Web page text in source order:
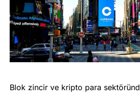
Blok zincir ve kripto para